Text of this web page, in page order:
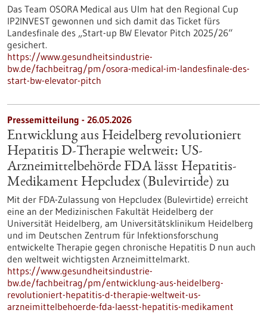
Das Team OSORA Medical aus Ulm hat den Regional Cup
IP2INVEST gewonnen und sich damit das Ticket fürs
Landesfinale des „Start-up BW Elevator Pitch 2025/26“
gesichert.
https://www.gesundheitsindustrie-
bw.de/fachbeitrag/pm/osora-medical-im-landesfinale-des-
start-bw-elevator-pitch
Pressemitteilung - 26.05.2026
Entwicklung aus Heidelberg revolutioniert
Hepatitis D-Therapie weltweit: US-
Arzneimittelbehörde FDA lässt Hepatitis-
Medikament Hepcludex (Bulevirtide) zu
Mit der FDA-Zulassung von Hepcludex (Bulevirtide) erreicht
eine an der Medizinischen Fakultät Heidelberg der
Universität Heidelberg, am Universitätsklinikum Heidelberg
und im Deutschen Zentrum für Infektionsforschung
entwickelte Therapie gegen chronische Hepatitis D nun auch
den weltweit wichtigsten Arzneimittelmarkt.
https://www.gesundheitsindustrie-
bw.de/fachbeitrag/pm/entwicklung-aus-heidelberg-
revolutioniert-hepatitis-d-therapie-weltweit-us-
arzneimittelbehoerde-fda-laesst-hepatitis-medikament